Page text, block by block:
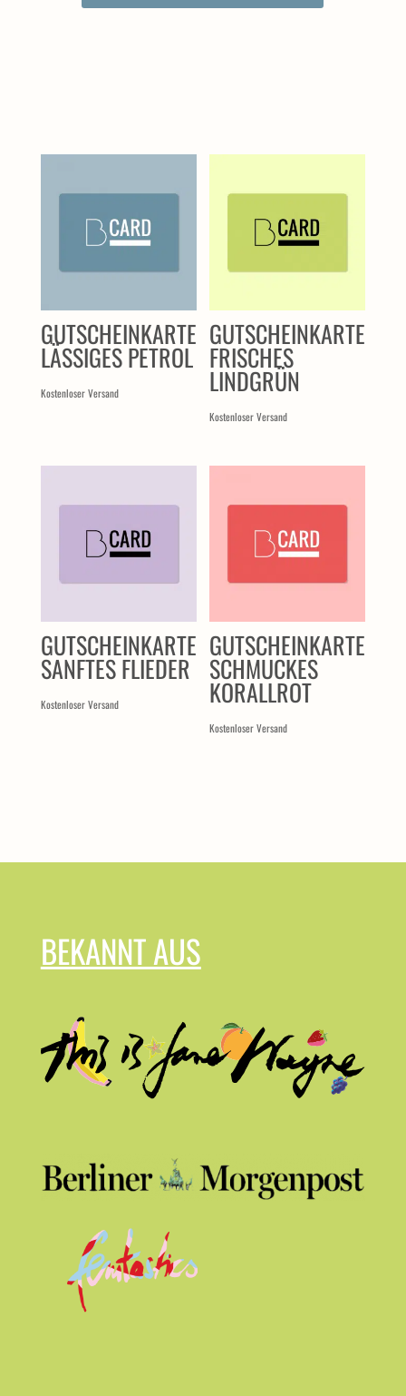
GUTSCHEINKARTE
LÄSSIGES PETROL
Kostenloser Versand
GUTSCHEINKARTE
FRISCHES
LINDGRÜN
Kostenloser Versand
GUTSCHEINKARTE
SANFTES FLIEDER
Kostenloser Versand
GUTSCHEINKARTE
SCHMUCKES
KORALLROT
Kostenloser Versand
BEKANNT AUS